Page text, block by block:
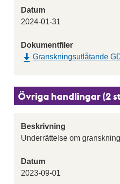
Datum
2024-01-31
Dokumentfiler
Granskningsutlåtande
Övriga handlingar (2
Beskrivning
Underrättelse om
Datum
2023-09-01